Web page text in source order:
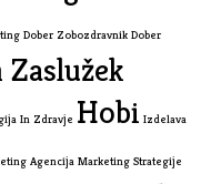
Dober Zobozdravnik Dober
In Zdravje Hobi Izdelava
Agencija Marketing Strategije